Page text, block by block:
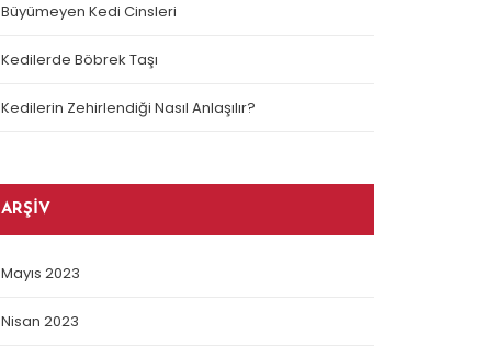
Büyümeyen Kedi Cinsleri
Kedilerde Böbrek Taşı
Kedilerin Zehirlendiği Nasıl Anlaşılır?
ARŞIV
Mayıs 2023
Nisan 2023